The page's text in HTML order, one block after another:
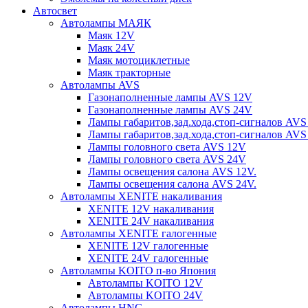
Автосвет
Автолампы МАЯК
Маяк 12V
Маяк 24V
Маяк мотоциклетные
Маяк тракторные
Автолампы AVS
Газонаполненные лампы AVS 12V
Газонаполненные лампы AVS 24V
Лампы габаритов,зад.хода,стоп-сигналов
Лампы габаритов,зад.хода,стоп-сигналов
Лампы головного света AVS 12V
Лампы головного света AVS 24V
Лампы освещения салона AVS 12V.
Лампы освещения салона AVS 24V.
Автолампы XENITE накаливания
XENITE 12V накаливания
XENITE 24V накаливания
Автолампы XENITE галогенные
XENITE 12V галогенные
XENITE 24V галогенные
Автолампы KOITO п-во Япония
Автолампы KOITO 12V
Автолампы KOITO 24V